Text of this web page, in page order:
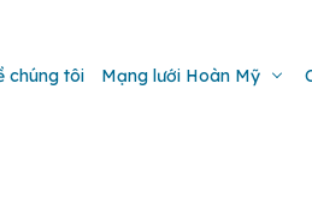
chúng tôi Mạng lưới Hoàn Mỹ